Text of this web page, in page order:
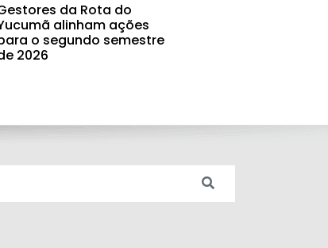
da Rota do
alinham ações
o segundo semestre
2026